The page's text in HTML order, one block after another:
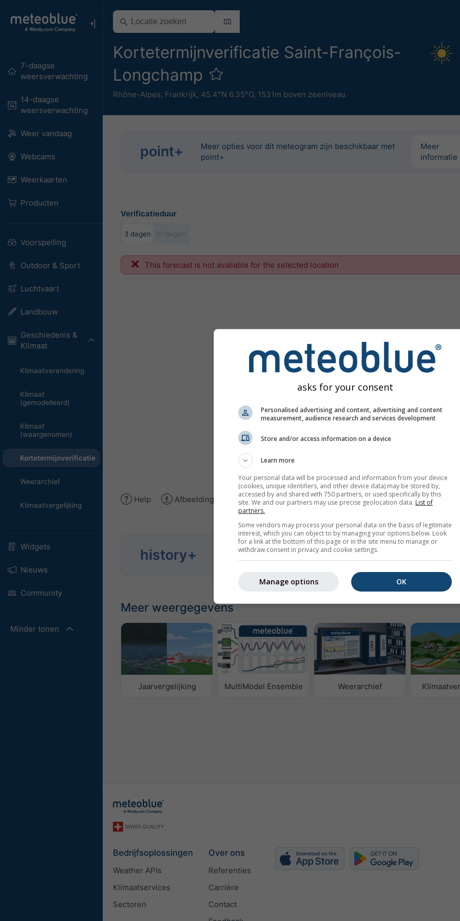
7-daagse
weersverwachting
14-daagse
weersverwachting
Weer vandaag
Webcams
Weerkaarten
Producten
Voorspelling
Outdoor & Sport
Luchtvaart
Landbouw
Geschiedenis &
Klimaat
Klimaatverandering
Klimaat
(gemodelleerd)
Klimaat
(waargenomen)
Kortetermijnverificatie
Weerarchief
Klimaatvergelijking
Widgets
Nieuws
Community
Minder tonen
Kortetermijnverificatie Saint-François-
Longchamp
Rhône-Alpes, Frankrijk, 45.4°N 6.35°O, 1531m boven zeeniveau
point+
Meer opties voor dit meteogram zijn beschikbaar met
point+
Meer
informatie
Verificatieduur
3 dagen 10 dagen
This forecast is not available for the selected location
Help Afbeelding downloaden
history+ Analyseer historische weergegevens vanaf 1940
Meer weergegevens
Jaarvergelijking MultiModel Ensemble Weerarchief
Bedrijfsoplossingen
Weather APIs
Klimaatservices
Sectoren
Over ons
Referenties
Carrière
Contact
asks for your consent
Personalised advertising and content, advertising and content
measurement, audience research and services development
Store and/or access information on a device
Learn more
Your personal data will be processed and information from your device
(cookies, unique identifiers, and other device data) may be stored by,
accessed by and shared with 750 partners, or used specifically by this
site. We and our partners may use precise geolocation data. List of
partners.
Some vendors may process your personal data on the basis of legitimate
interest, which you can object to by managing your options below. Look
for a link at the bottom of this page or in the site menu to manage or
withdraw consent in privacy and cookie settings.
OK
Manage options